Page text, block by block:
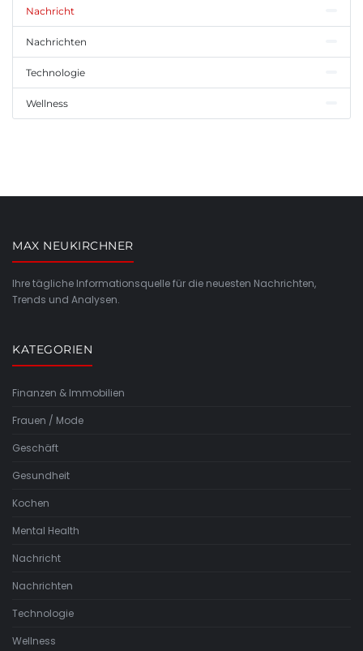
Nachricht
Nachrichten
Technologie
Wellness
MAX NEUKIRCHNER
Ihre tägliche Informationsquelle für die neuesten Nachrichten,
Trends und Analysen.
KATEGORIEN
Finanzen & Immobilien
Frauen / Mode
Geschäft
Gesundheit
Kochen
Mental Health
Nachricht
Nachrichten
Technologie
Wellness